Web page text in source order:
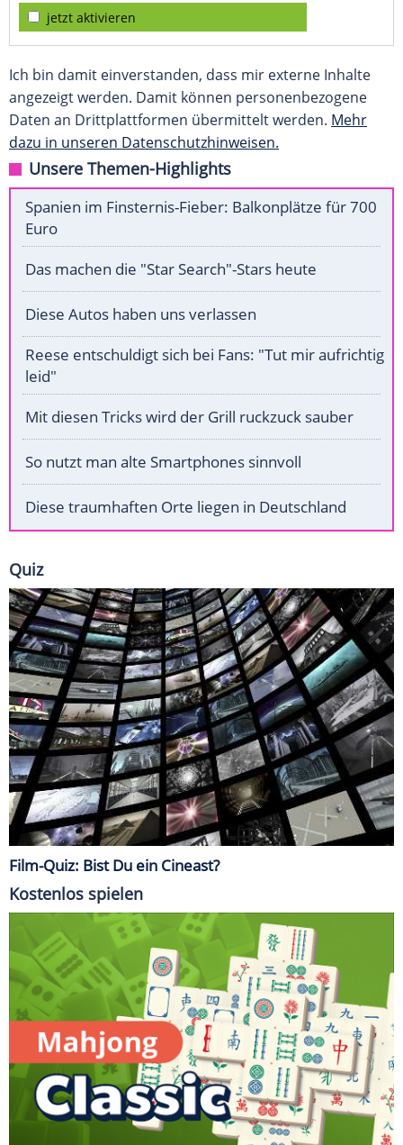
jetzt aktivieren
Ich bin damit einverstanden, dass mir externe Inhalte
angezeigt werden. Damit können personenbezogene
Daten an Drittplattformen übermittelt werden. Mehr
dazu in unseren Datenschutzhinweisen.
Unsere Themen-Highlights
Spanien im Finsternis-Fieber: Balkonplätze für 700
Euro
Das machen die "Star Search"-Stars heute
Diese Autos haben uns verlassen
Reese entschuldigt sich bei Fans: "Tut mir aufrichtig
leid"
Mit diesen Tricks wird der Grill ruckzuck sauber
So nutzt man alte Smartphones sinnvoll
Diese traumhaften Orte liegen in Deutschland
Quiz
Film-Quiz: Bist Du ein Cineast?
Kostenlos spielen